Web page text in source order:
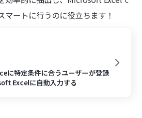
マートに行うのに役立ちます！
に特定条件に合うユーザーが登録
Excelに自動入力する